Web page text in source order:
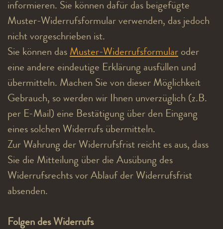
informieren. Sie können dafür das beigefügte
Muster-Widerrufsformular verwenden, das jedoch
nicht vorgeschrieben ist.
Sie können das Muster-Widerrufsformular oder
eine andere eindeutige Erklärung ausfüllen und
übermitteln. Machen Sie von dieser Möglichkeit
Gebrauch, so werden wir Ihnen unverzüglich (z.B.
per E-Mail) eine Bestätigung über den Eingang
eines solchen Widerrufs übermitteln.
Zur Wahrung der Widerrufsfrist reicht es aus, dass
Sie die Mitteilung über die Ausübung des
Widerrufsrechts vor Ablauf der Widerrufsfrist
absenden.
Folgen des Widerrufs